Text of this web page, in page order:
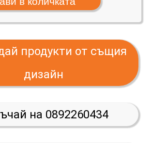
продукти от същия
дизайн
на 0892260434